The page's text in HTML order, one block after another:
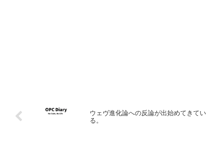
ウェヴ進化論への反論が出始めてきてい
る。